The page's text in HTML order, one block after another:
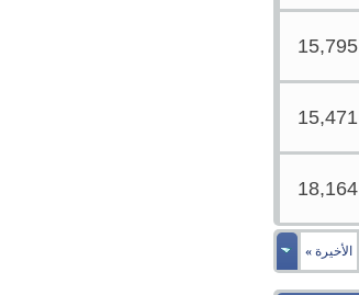
15,795
15,471
18,164
الأخيرة»